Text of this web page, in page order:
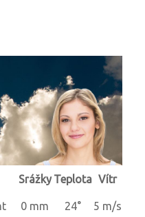
Srážky Teplota Vítr
0 mm 24° 5 m/s